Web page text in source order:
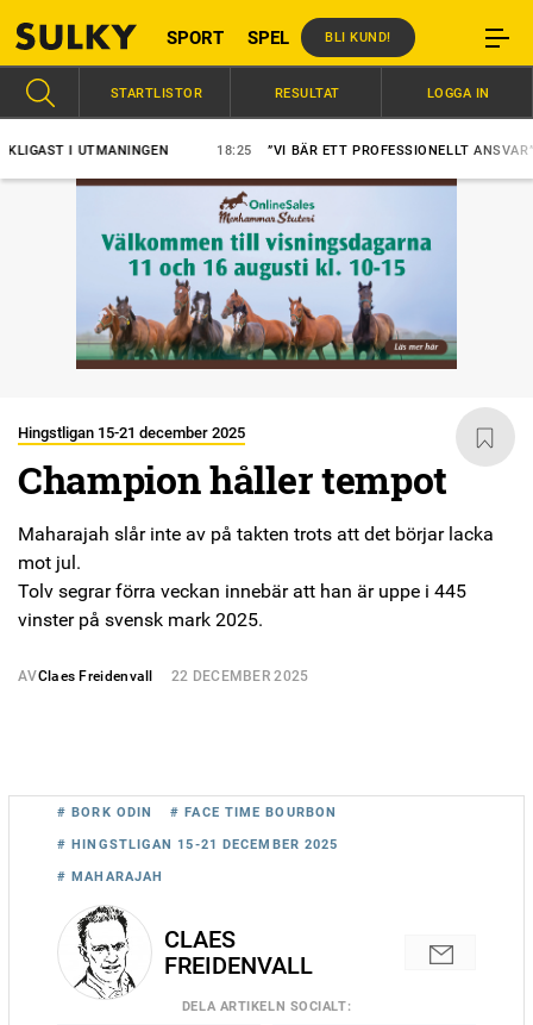
SPORT SPEL BLI KUND!
I UTMANINGEN ”VI BÄR ETT PROFESSIONELLT ANSVAR”
STARTLISTOR RESULTAT LOGGA IN
Hingstligan 15-21 december 2025
Champion håller tempot
Maharajah slår inte av på takten trots att det börjar lacka
mot jul.
Tolv segrar förra veckan innebär att han är uppe i 445
vinster på svensk mark 2025.
AVClaes Freidenvall 22 DECEMBER 2025
# BORK ODIN # FACE TIME BOURBON
# HINGSTLIGAN 15-21 DECEMBER 2025
# MAHARAJAH
CLAES
FREIDENVALL
DELA ARTIKELN SOCIALT: